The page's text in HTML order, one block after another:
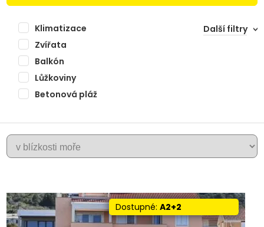
Klimatizace
Zvířata
Balkón
Lůžkoviny
Betonová pláž
Další filtry
+
−
SALI
Dostupné: A2+2